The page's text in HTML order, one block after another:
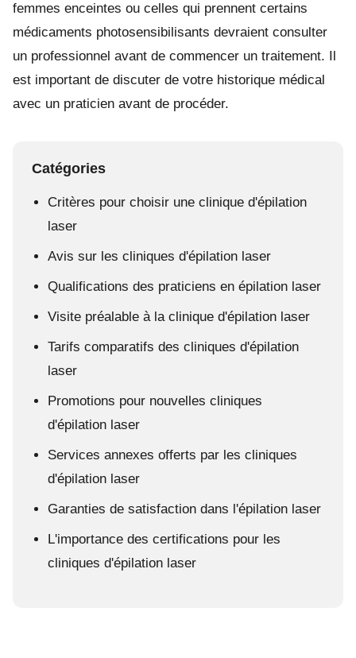
femmes enceintes ou celles qui prennent certains
médicaments photosensibilisants devraient consulter
un professionnel avant de commencer un traitement. Il
est important de discuter de votre historique médical
avec un praticien avant de procéder.
Catégories
Critères pour choisir une clinique d'épilation
laser
Avis sur les cliniques d'épilation laser
Qualifications des praticiens en épilation laser
Visite préalable à la clinique d'épilation laser
Tarifs comparatifs des cliniques d'épilation
laser
Promotions pour nouvelles cliniques
d'épilation laser
Services annexes offerts par les cliniques
d'épilation laser
Garanties de satisfaction dans l'épilation laser
L'importance des certifications pour les
cliniques d'épilation laser